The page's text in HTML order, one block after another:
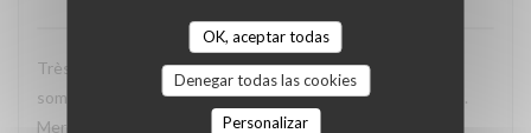
OK, aceptar todas
Denegar todas las cookies
Personalizar
Très bonne soirée dans cet établissement où nous nous
sommes régalés avec des plats authentiques de Bruxelles.
Merci à l'accueil ainsi qu'au service sans fausse note